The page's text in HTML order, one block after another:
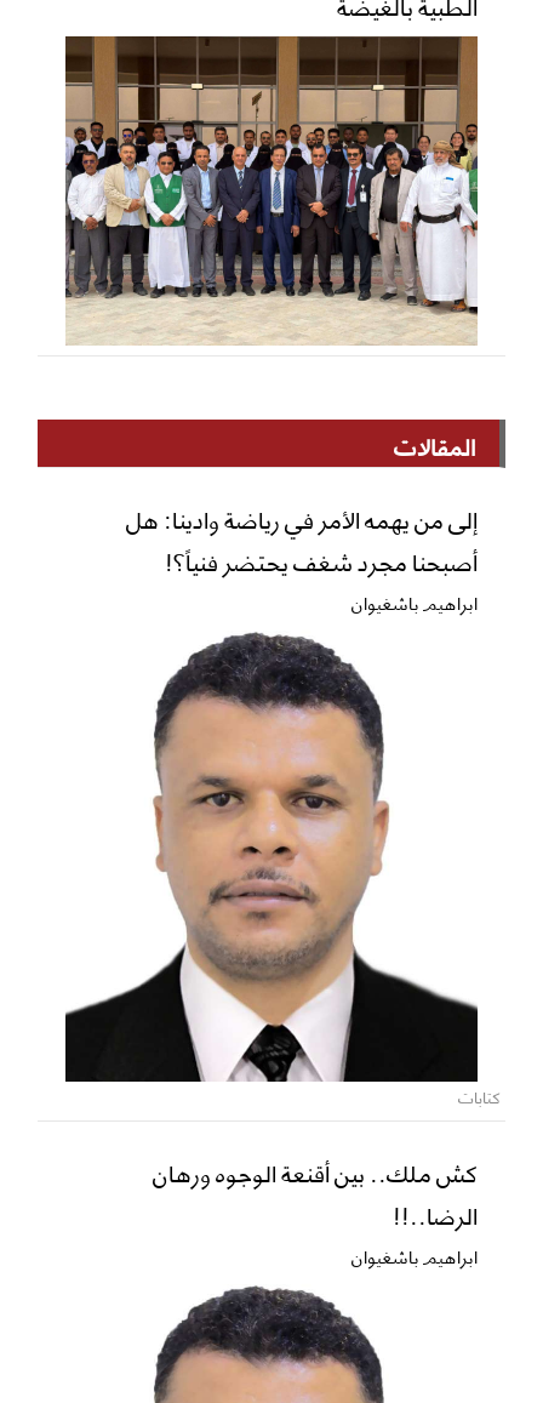
المقالات
إلى من يهمه الأمر في رياضة وادينا: هل
أصبحنا مجرد شغف يحتضر فنياً؟!
ابراهيم باشغيوان
كتابات
كش ملك.. بين أقنعة الوجوه ورهان
الرضا..!!
ابراهيم باشغيوان